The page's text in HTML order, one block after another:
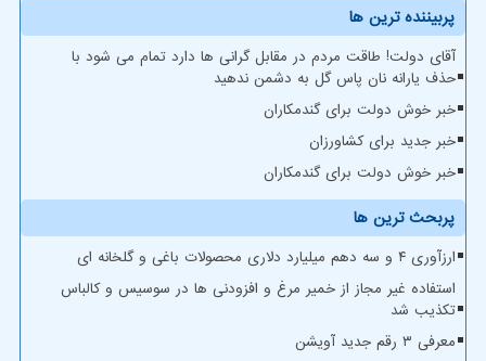
پربیننده ترین ها
آقای دولت! طاقت مردم در مقابل گرانی ها دارد تمام می شود با
حذف یارانه نان پاس گل به دشمن ندهید
خبر خوش دولت برای گندمکاران
خبر جدید برای کشاورزان
خبر خوش دولت برای گندمکاران
پربحث ترین ها
ارزآوری ۴ و سه دهم میلیارد دلاری محصولات باغی و گلخانه ای
استفاده غیر مجاز از خمیر مرغ و افزودنی ها در سوسیس و کالباس
تکذیب شد
معرفی ۳ رقم جدید آویشن